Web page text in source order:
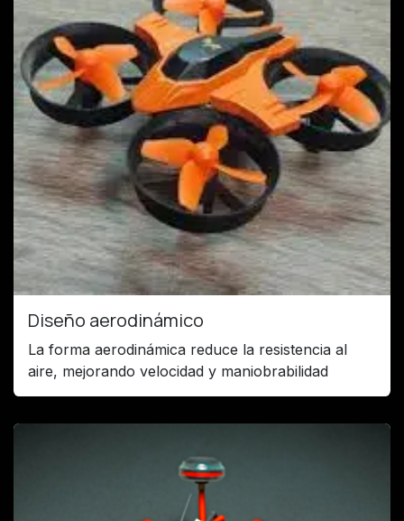
Diseño aerodinámico
La forma aerodinámica reduce la resistencia al
aire, mejorando velocidad y maniobrabilidad